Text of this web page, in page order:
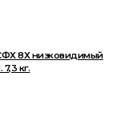
8Х низковидимый
кг.